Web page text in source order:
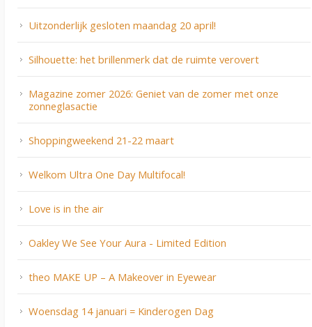
Uitzonderlijk gesloten maandag 20 april!
Silhouette: het brillenmerk dat de ruimte verovert
Magazine zomer 2026: Geniet van de zomer met onze
zonneglasactie
Shoppingweekend 21-22 maart
Welkom Ultra One Day Multifocal!
Love is in the air
Oakley We See Your Aura - Limited Edition
theo MAKE UP – A Makeover in Eyewear
Woensdag 14 januari = Kinderogen Dag